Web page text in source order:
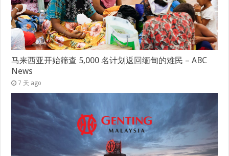
马来西亚开始筛查 5,000 名计划返回缅甸的难民 – ABC
News
7 天 ago